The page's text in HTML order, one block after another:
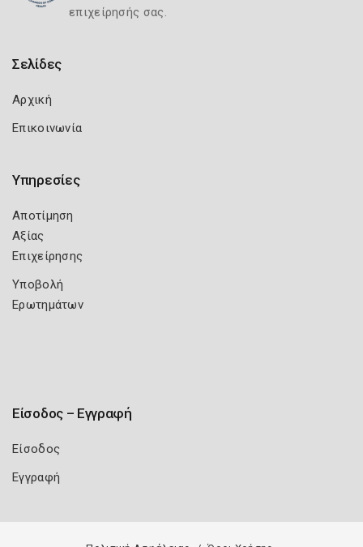
επιχείρησής σας.
Σελίδες
Αρχική
Επικοινωνία
Υπηρεσίες
Αποτίμηση
Αξίας
Επιχείρησης
Υποβολή
Ερωτημάτων
Είσοδος – Εγγραφή
Είσοδος
Εγγραφή